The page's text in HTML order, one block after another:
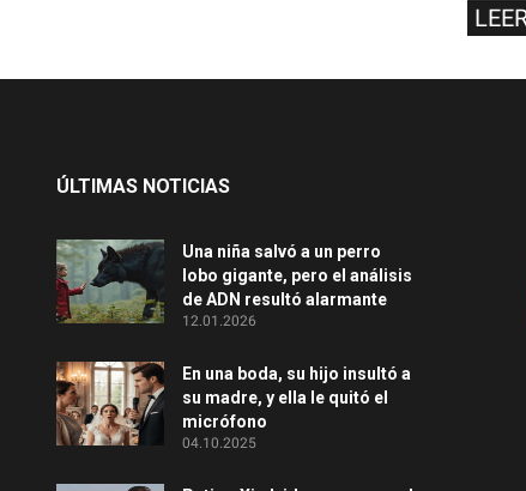
ÚLTIMAS NOTICIAS
Una niña salvó a un perro
lobo gigante, pero el análisis
de ADN resultó alarmante
12.01.2026
En una boda, su hijo insultó a
su madre, y ella le quitó el
micrófono
04.10.2025